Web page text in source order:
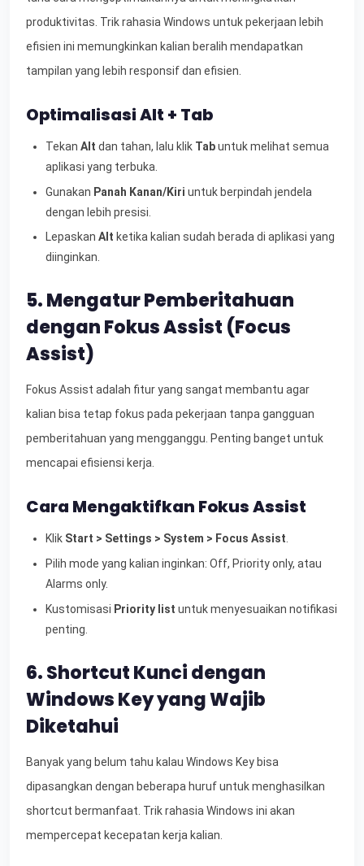
produktivitas. Trik rahasia Windows untuk pekerjaan lebih
efisien ini memungkinkan kalian beralih mendapatkan
tampilan yang lebih responsif dan efisien.
Optimalisasi Alt + Tab
Tekan Alt dan tahan, lalu klik Tabuntuk melihat semua
aplikasi yang terbuka.
Gunakan Panah Kanan/Kiri untuk berpindah jendela
dengan lebih presisi.
Lepaskan Alt ketika kalian sudah berada di aplikasi yang
diinginkan.
5. Mengatur Pemberitahuan
dengan Fokus Assist (Focus
Assist)
Fokus Assist adalah fitur yang sangat membantu agar
kalian bisa tetap fokus pada pekerjaan tanpa gangguan
pemberitahuan yang mengganggu. Penting banget untuk
mencapai efisiensi kerja.
Cara Mengaktifkan Fokus Assist
Klik Start > Settings > System > Focus Assist.
Pilih mode yang kalian inginkan: Off, Priority only, atau
Alarms only.
Kustomisasi Priority list untuk menyesuaikan notifikasi
penting.
6. Shortcut Kunci dengan
Windows Key yang Wajib
Diketahui
Banyak yang belum tahu kalau Windows Key bisa
dipasangkan dengan beberapa huruf untuk menghasilkan
shortcut bermanfaat. Trik rahasia Windows ini akan
mempercepat kecepatan kerja kalian.